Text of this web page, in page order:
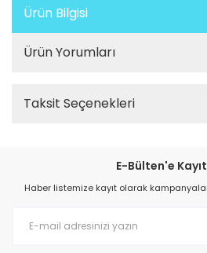
Ürün Bilgisi
Ürün Yorumları
Taksit Seçenekleri
E-Bülten'e
Haber listemize kayıt olarak